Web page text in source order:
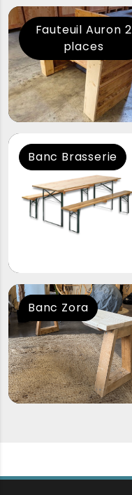
Fauteuil Auron 2
places
Banc Brasserie
Banc Zora